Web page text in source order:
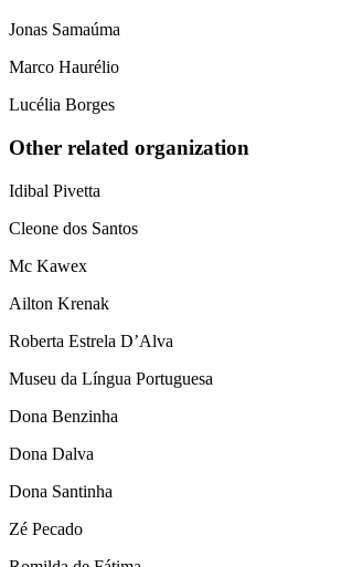
Jonas Samaúma
Marco Haurélio
Lucélia Borges
Other related organization
Idibal Pivetta
Cleone dos Santos
Mc Kawex
Ailton Krenak
Roberta Estrela D’Alva
Museu da Língua Portuguesa
Dona Benzinha
Dona Dalva
Dona Santinha
Zé Pecado